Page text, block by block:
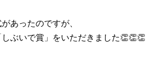
あったのですが、
ぶいで賞」をいただきました👏👏👏